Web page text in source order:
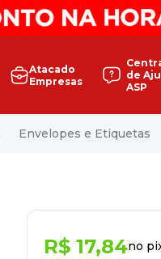
Atacado
Empresas
de
ASP
Envelopes e Etiquetas
R$ 17,84no